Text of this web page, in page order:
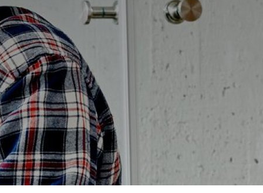
Våra varumärken